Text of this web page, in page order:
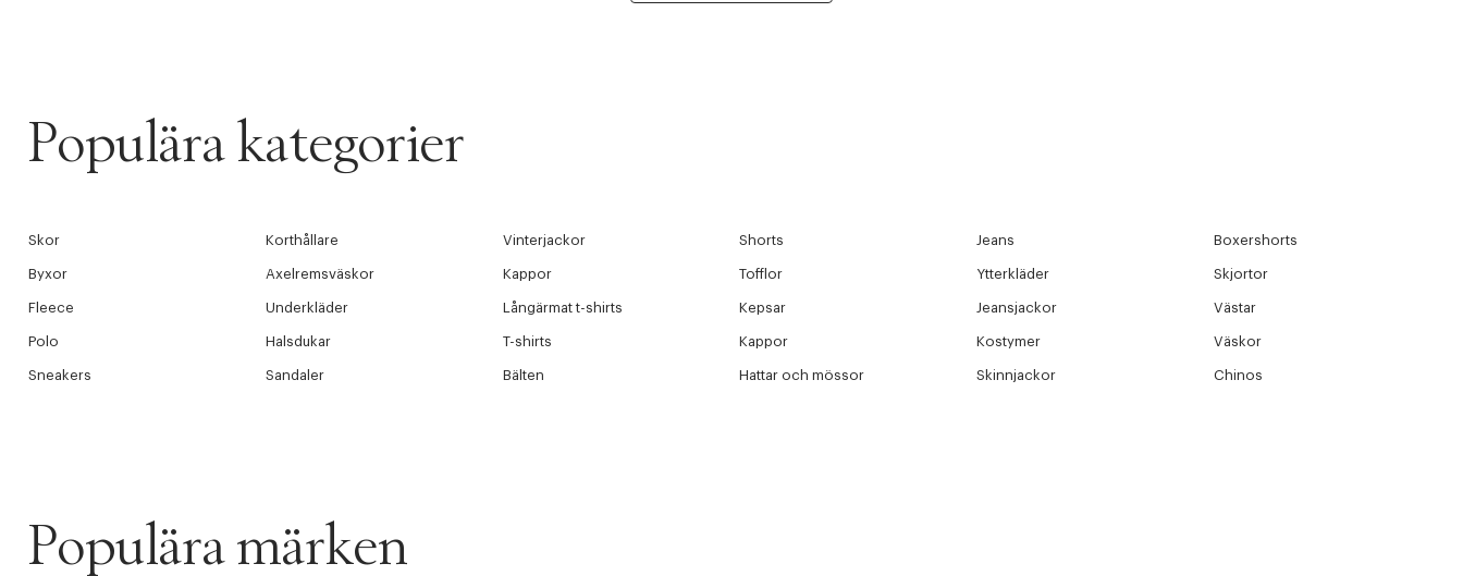
Populära kategorier
Skor Korthållare Vinterjackor Shorts Jeans Boxershorts
Byxor Axelremsväskor Kappor Tofflor Ytterkläder Skjortor
Fleece Underkläder Långärmat t-shirts Kepsar Jeansjackor Västar
Polo Halsdukar T-shirts Kappor Kostymer Väskor
Sneakers Sandaler Bälten Hattar och mössor Skinnjackor Chinos
Populära märken
Øv vi kan desværre ikke vise dig denne video. Tillad statistiske cookies for at kunne se
Edit cookies
PRODUKTEN HITTADES TYVÄRR INTE